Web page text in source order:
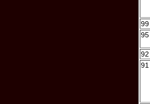
99
95
92
91